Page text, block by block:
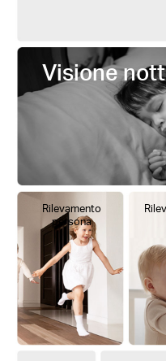
Rilevamento
persona
Visione